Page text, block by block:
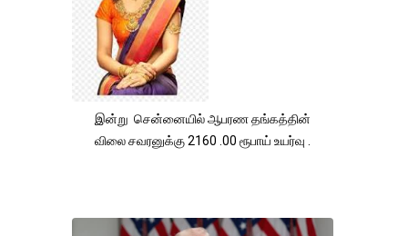
இன்று சென்னையில் ஆபரண தங்கத்தின்
விலை சவரனுக்கு 2160 .00 ரூபாய் உயர்வு .